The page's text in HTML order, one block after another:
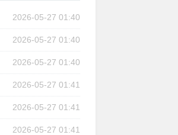
2026-05-27 01:40
2026-05-27 01:40
2026-05-27 01:40
2026-05-27 01:41
2026-05-27 01:41
2026-05-27 01:41